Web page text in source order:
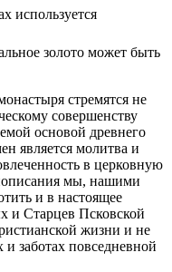
используется
золото может быть
стремятся не
совершенству
основой древнего
является молитва и
в церковную
мы, нашими
и в настоящее
и Старцев Псковской
жизни и не
и заботах повседневной